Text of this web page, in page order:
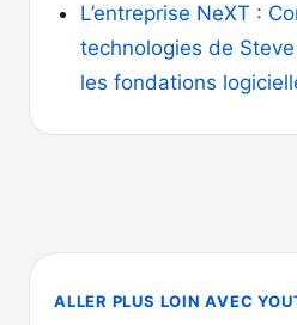
L’entreprise NeXT :
technologies de
les fondations
ALLER PLUS LOIN AVEC